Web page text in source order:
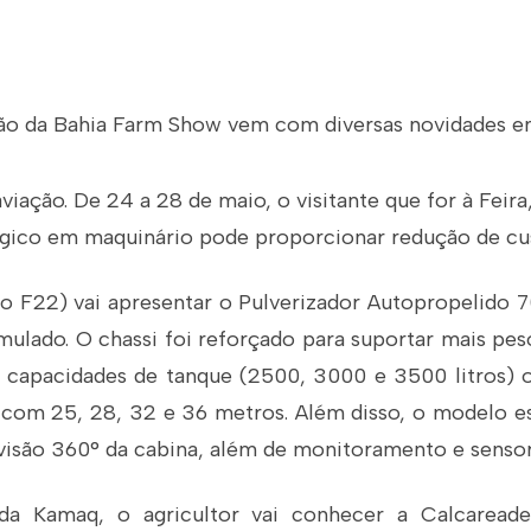
da Bahia Farm Show vem com diversas novidades
De 24 a 28 de maio, o visitante que for à
em maquinário pode proporcionar redução de
F22) vai apresentar o Pulverizador Autopropelido
O chassi foi reforçado para suportar mais
capacidades de tanque (2500, 3000 e 3500 litros)
25, 28, 32 e 36 metros. Além disso, o modelo
360° da cabina, além de monitoramento e
Kamaq, o agricultor vai conhecer a